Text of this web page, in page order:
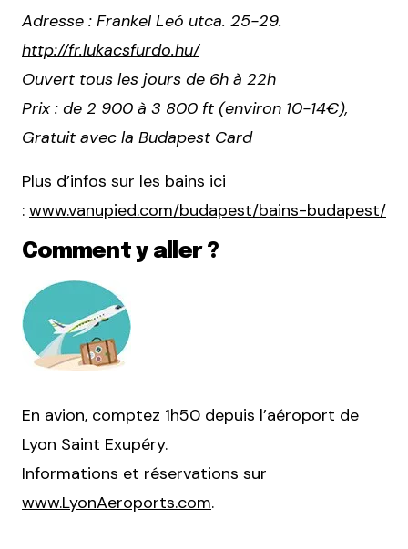
Adresse : Frankel Leó utca. 25-29.
http://fr.lukacsfurdo.hu/
Ouvert tous les jours de 6h à 22h
Prix : de 2 900 à 3 800 ft (environ 10-14€),
Gratuit avec la Budapest Card
Plus d’infos sur les bains ici
: www.vanupied.com/budapest/bains-budapest/
Comment y aller ?
En avion, comptez 1h50 depuis l’aéroport de
Lyon Saint Exupéry.
Informations et réservations sur
www.LyonAeroports.com.